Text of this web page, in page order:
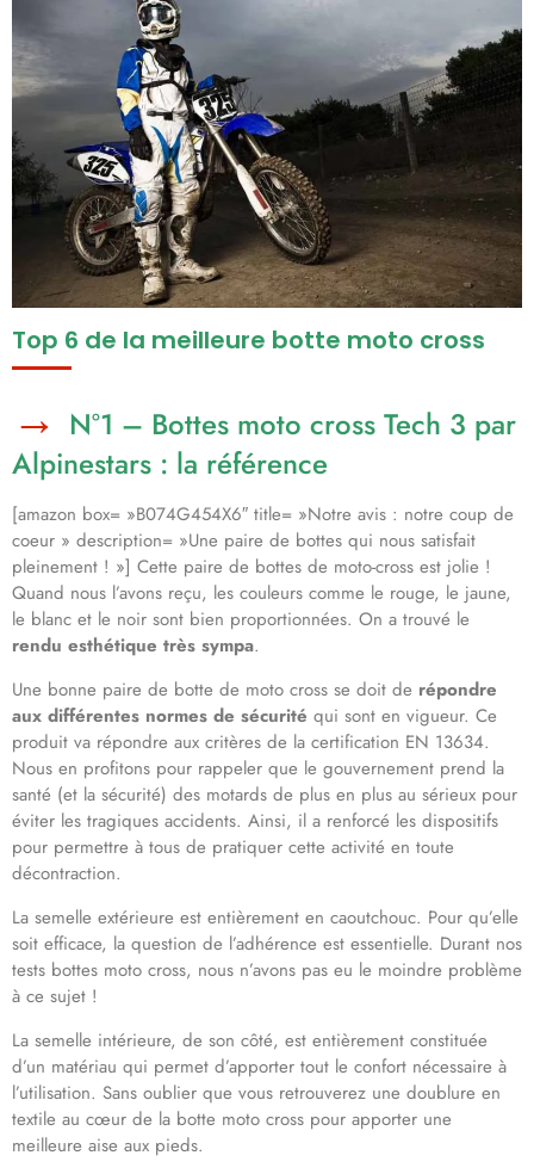
Top 6 de la meilleure botte moto cross
N°1 – Bottes moto cross Tech 3 par
Alpinestars : la référence
[amazon box= »B074G454X6″ title= »Notre avis : notre coup de
coeur » description= »Une paire de bottes qui nous satisfait
pleinement ! »] Cette paire de bottes de moto-cross est jolie !
Quand nous l’avons reçu, les couleurs comme le rouge, le jaune,
le blanc et le noir sont bien proportionnées. On a trouvé le
rendu esthétique très sympa.
Une bonne paire de botte de moto cross se doit de répondre
aux différentes normes de sécurité qui sont en vigueur. Ce
produit va répondre aux critères de la certification EN 13634.
Nous en profitons pour rappeler que le gouvernement prend la
santé (et la sécurité) des motards de plus en plus au sérieux pour
éviter les tragiques accidents. Ainsi, il a renforcé les dispositifs
pour permettre à tous de pratiquer cette activité en toute
décontraction.
La semelle extérieure est entièrement en caoutchouc. Pour qu’elle
soit efficace, la question de l’adhérence est essentielle. Durant nos
tests bottes moto cross, nous n’avons pas eu le moindre problème
à ce sujet !
La semelle intérieure, de son côté, est entièrement constituée
d’un matériau qui permet d’apporter tout le confort nécessaire à
l’utilisation. Sans oublier que vous retrouverez une doublure en
textile au cœur de la botte moto cross pour apporter une
meilleure aise aux pieds.